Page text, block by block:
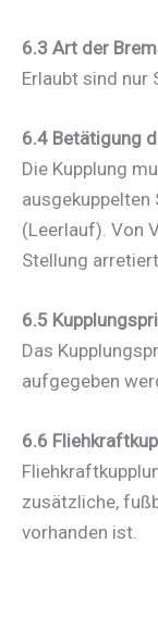
6.3 Art der
Erlaubt sind nur
6.4 Betätigung
Die Kupplung
ausgekuppelten
(Leerlauf). Von
Stellung
6.5
Das
aufgegeben
6.6
zusätzliche,
vorhanden ist.